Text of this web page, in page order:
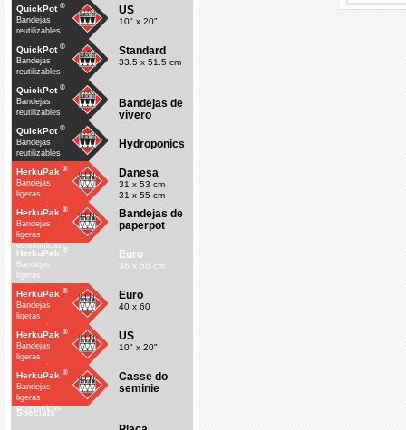
QuickPot ®
Bandejas
reutilizables
US
10" x 20"
QuickPot ®
Bandejas
reutilizables
Standard
33.5 x 51.5 cm
QuickPot ®
Bandejas
reutilizables
Bandejas de
vivero
QuickPot ®
Bandejas
reutilizables
Hydroponics
HerkuPak ®
Bandejas
ligeras
economicas
Danesa
31 x 53 cm
31 x 55 cm
HerkuPak ®
Bandejas
ligeras
economicas
Bandejas de
paperpot
HerkuPak ®
Bandejas
ligeras
economicas
Euro
36 x 56 cm
HerkuPak ®
Bandejas
ligeras
economicas
Euro
40 x 60
HerkuPak ®
Bandejas
ligeras
economicas
US
10" x 20"
HerkuPak ®
Bandejas
ligeras
economicas
Casse do
seminie
Specials